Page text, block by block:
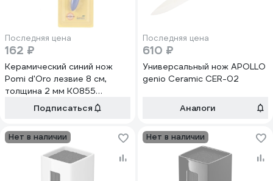
Последняя цена
162 ₽
Керамический синий нож
Pomi d'Oro лезвие 8 см,
толщина 2 мм K0855
Organza BluПодписаться
Последняя цена
610 ₽
Универсальный нож APOLLO
genio Ceramic CER-02
Аналоги
Нет в наличии Нет в наличии